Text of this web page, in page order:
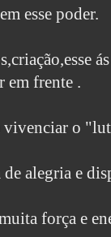
esse poder.
em frente .
vivenciar o
de alegria e
força e